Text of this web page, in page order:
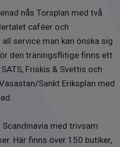
TV och bredband via
ingår via ett obligatoriskt
mån till avgiften.
nås Torsplan med två
caféer och
service man kan önska sig
den träningsflitige finns ett
Friskis & Svettis och
Sankt Eriksplan med
med trivsam
Här finns över 150 butiker,